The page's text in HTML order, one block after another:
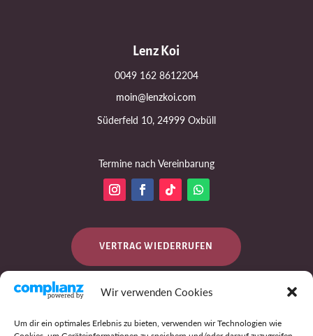
Wir verwenden Cookies
Um dir ein optimales Erlebnis zu bieten, verwenden wir Technologien wie
Lenz Koi
0049 162 8612204
moin@lenzkoi.com
Süderfeld 10, 24999 Oxbüll
Termine nach Vereinbarung
VERTRAG WIEDERRUFEN